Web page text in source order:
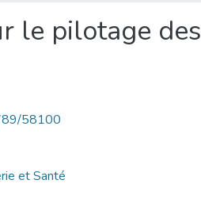
le pilotage des
58100
et Santé